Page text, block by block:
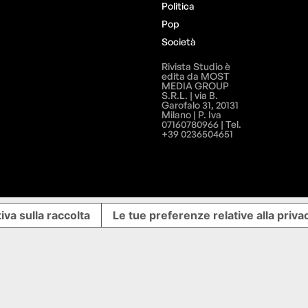
Politica
Pop
Società
Rivista Studio è
edita da MOST
MEDIA GROUP
S.R.L. | via B.
Garofalo 31, 20131
Milano | P. Iva
07160780966 | Tel.
+39 0236504651
sulla raccolta Le tue preferenze relative alla